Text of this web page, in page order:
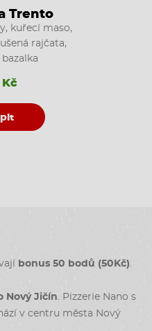
Trento
kuřecí maso,
rajčata,
bonus 50 bodů (50Kč).
Nový Jičín. Pizzerie Nano s
v centru města Nový